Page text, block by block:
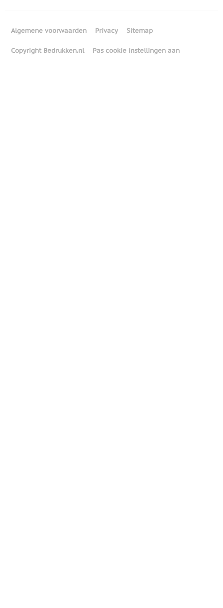
Algemene voorwaarden Privacy Sitemap
Copyright Bedrukken.nl Pas cookie instellingen aan